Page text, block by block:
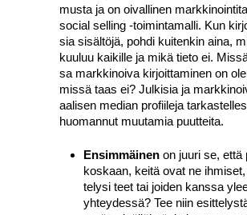
mus­ta ja on oival­li­nen
social sel­ling ‑toi­min­ta­mal­li. Kun
sia sisäl­tö­jä, poh­di kui­ten­kin aina,
kuu­luu kai­kil­le ja mikä tie­to ei.
sa mark­ki­noi­va kir­joit­ta­mi­nen on
mis­sä taas ei? Jul­ki­sia ja
aa­li­sen median pro­fii­le­ja
huo­man­nut muu­ta­mia puut­tei­ta.
Ensim­mäi­nen on juu­ri se, että
kos­kaan, kei­tä ovat ne
te­ly­si teet tai joi­den kans­sa
yhtey­des­sä? Tee niin